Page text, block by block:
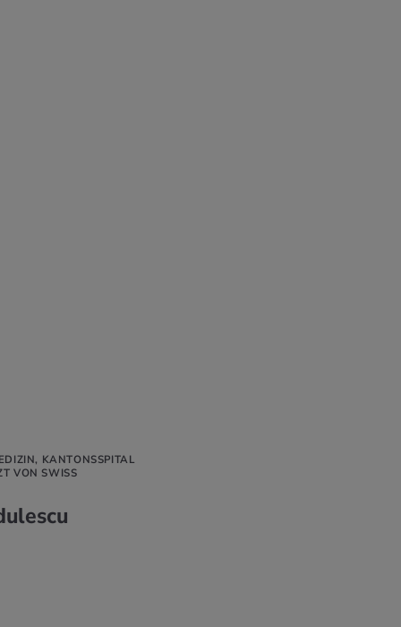
KANTONSSPITAL
VON SWISS